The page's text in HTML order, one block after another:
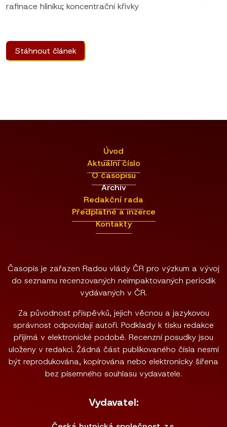
rafinace hliníku; koncentrační křivky
Stáhnout článek
Úvod
Aktuální číslo
O časopisu
Archiv
Redakční rada
Předplatné a inzerce
Kontakty
Časopis je zařazen Radou vlády ČR pro výzkum a vývoj
do seznamu recenzovaných neimpaktovaných periodik
vydávaných v ČR.
Za původnost příspěvků, jejich věcnou a jazykovou
správnost odpovídají autoři. Podklady k tisku redakce
přijímá v elektronické podobě. Recenzní posudky jsou
uloženy v redakci. Žádná část publikovaného čísla nesmí
být reprodukována, kopírována nebo elektronicky šířena
bez písemného souhlasu vydavatele.
Vydavatel: